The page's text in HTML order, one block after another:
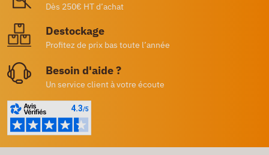
Dès 250€ HT d’achat
Destockage
Profitez de prix bas toute l’année
Besoin d'aide ?
Un service client à votre écoute